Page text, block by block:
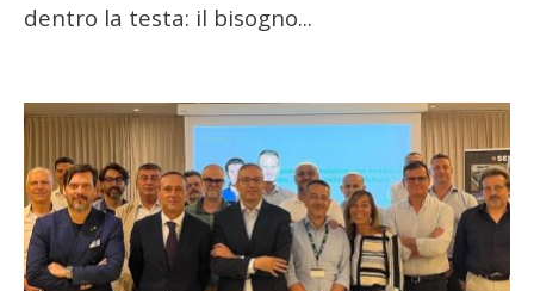
dentro la testa: il bisogno...